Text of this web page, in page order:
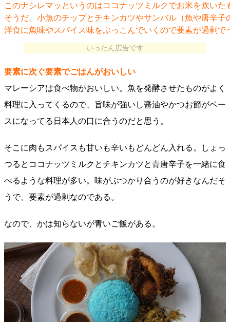
このナシレマッというのはココナッツミルクでお米を炊い
そうだ。小魚のチップとチキンカツやサンバル（魚や唐辛子
洋食に魚味やスパイス味をぶっこんでいくので要素が過剰で
いったん広告です
要素に次ぐ要素でごはんがおいしい
マレーシアは食べ物がおいしい。魚を発酵させたものがよく
料理に入ってくるので、旨味が強いし醤油やかつお節がベー
スになってる日本人の口に合うのだと思う。
そこに肉もスパイスも甘いも辛いもどんどん入れる。しょっ
つるとココナッツミルクとチキンカツと青唐辛子を一緒に食
べるような料理が多い。味がぶつかり合うのが好きなんだそ
うで、要素が過剰なのである。
なので、かは知らないが青いご飯がある。